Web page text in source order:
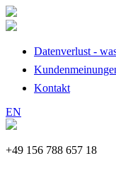
Datenverlust -
Kontakt
EN
+49 156 788 657 18